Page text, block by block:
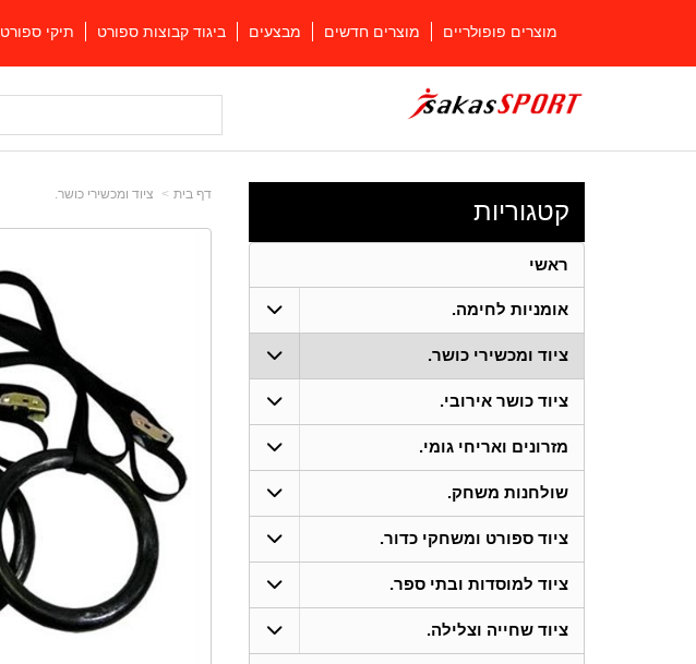
מוצרים פופולריים מוצרים חדשים מבצעים ביגוד קבוצות ספורט תיקי ספורט
דף בית ציוד ומכשירי כושר.
קטגוריות
ראשי
אומניות לחימה.
ציוד ומכשירי כושר.
ציוד כושר אירובי.
מזרונים ואריחי גומי.
שולחנות משחק.
ציוד ספורט ומשחקי כדור.
ציוד למוסדות ובתי ספר.
ציוד שחייה וצלילה.